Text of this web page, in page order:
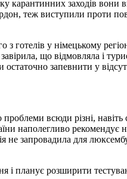
карантинних заходів вони
теж виступили проти
готелів у німецькому
що відмовляла і
запевнити у
всюди різні, навіть
наполегливо рекомендує
не запровадила для
і планує розширити